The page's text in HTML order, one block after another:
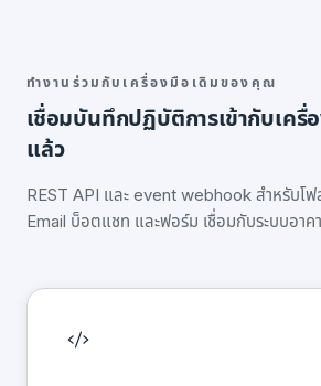
ทำงานร่วมกับเครื่องมือเดิมของคุณ
เชื่อมบันทึกปฏิบัติการเข้ากับเครื่
แล้ว
REST API และ event webhook สำหรับโฟล
Email บ็อตแชท และฟอร์ม เชื่อมกับระบบอาค